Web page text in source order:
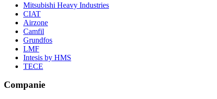
Mitsubishi Heavy Industries
CIAT
Airzone
Camfil
Grundfos
LMF
Intesis by HMS
TECE
Companie